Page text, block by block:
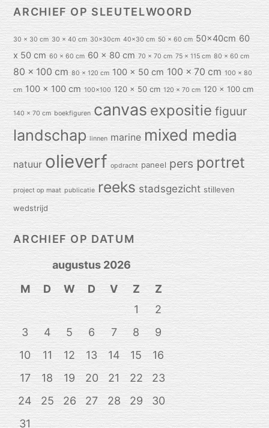
ARCHIEF OP SLEUTELWOORD
30 x 30 cm 30 x 40 cm 30x30cm 40x30 cm 50 x 60 cm 50x40cm 60
x 50 cm 60 x 60 cm 60 x 80 cm 70 x 70 cm 75 x 115 cm 80 x 60 cm
80 x 100 cm 80 x 120 cm 100 x 50 cm 100 x 70 cm 100 x 80
cm 100 x 100 cm 100x100 120 x 50 cm 120 x 70 cm 120 x 100 cm
140 x 70 cm boekfiguren canvas expositie figuur
landschap linnen marine mixed media
natuur olieverf opdracht paneel pers portret
project op maat publicatie reeks stadsgezicht stilleven
wedstrijd
ARCHIEF OP DATUM
augustus 2026
M
D W D V Z
Z
1
2
3
4 5 6 7 8
9
10
11 12 13 14 15
16
17
18 19 20 21 22
23
24
25 26 27 28 29
30
31